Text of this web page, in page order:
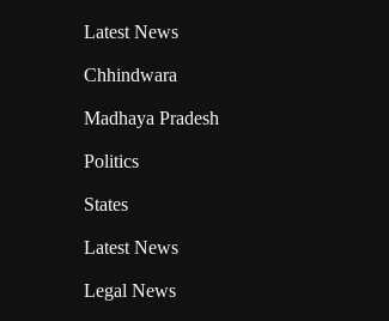
Latest News
Chhindwara
Madhaya Pradesh
Politics
States
Latest News
Legal News